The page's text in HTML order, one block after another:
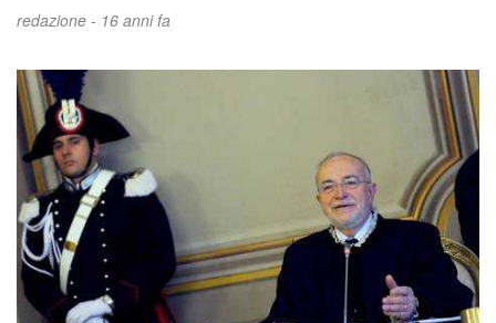
redazione - 16 anni fa